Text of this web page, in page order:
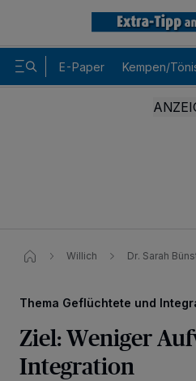
E-Paper Kempen/
Willich Dr. Sarah
Thema Geflüchtete und
Ziel: Weniger
Integration